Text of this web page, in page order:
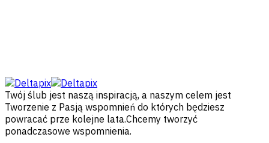
Twój ślub jest naszą inspiracją, a naszym celem jest
Tworzenie z Pasją wspomnień do których będziesz
powracać prze kolejne lata.Chcemy tworzyć
ponadczasowe wspomnienia.